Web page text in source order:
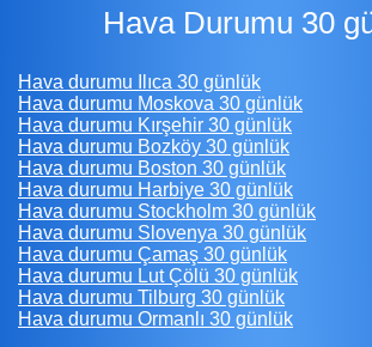
Hava Durumu 30
Hava durumu Ilıca 30 günlük
Hava durumu Moskova 30 günlük
Hava durumu Kırşehir 30 günlük
Hava durumu Bozköy 30 günlük
Hava durumu Boston 30 günlük
Hava durumu Harbiye 30 günlük
Hava durumu Stockholm 30 günlük
Hava durumu Slovenya 30 günlük
Hava durumu Çamaş 30 günlük
Hava durumu Lut Çölü 30 günlük
Hava durumu Tilburg 30 günlük
Hava durumu Ormanlı 30 günlük